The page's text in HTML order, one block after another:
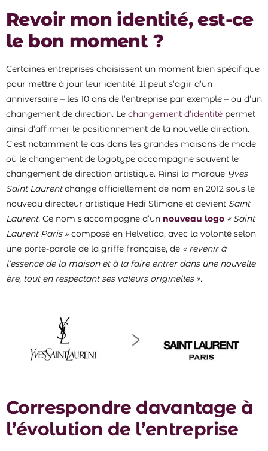
Revoir mon identité, est-ce
le bon moment ?
Certaines entreprises choisissent un moment bien spécifique
pour mettre à jour leur identité. Il peut s’agir d’un
anniversaire – les 10 ans de l’entreprise par exemple – ou d’un
changement de direction. Le changement d’identité permet
ainsi d’affirmer le positionnement de la nouvelle direction.
C’est notamment le cas dans les grandes maisons de mode
où le changement de logotype accompagne souvent le
changement de direction artistique. Ainsi la marque Yves
Saint Laurentchange officiellement de nom en 2012 sous le
nouveau directeur artistique Hedi Slimane et devient Saint
Laurent. Ce nom s’accompagne d’un nouveau logo « Saint
Laurent Paris » composé en Helvetica, avec la volonté selon
une porte-parole de la griffe française, de « revenir à
l’essence de la maison et à la faire entrer dans une nouvelle
ère, tout en respectant ses valeurs originelles ».
Correspondre davantage à
l’évolution de l’entreprise